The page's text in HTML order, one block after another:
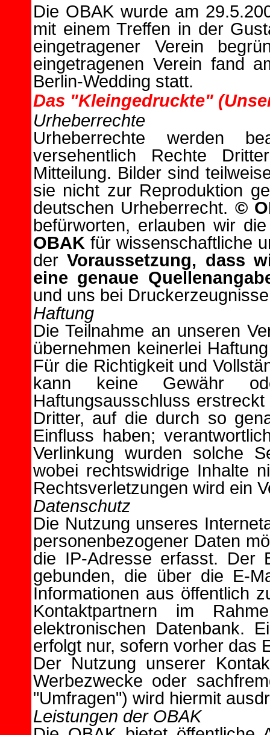
Die OBAK wurde am
mit einem Treffen in der
eingetragener Verein
eingetragenen Verein fand
Berlin-Wedding statt.
Das "Kleingedruckte"
Urheberrechte
Urheberrechte werden
versehentlich Rechte
Mitteilung. Bilder sind
sie nicht zur Reproduktion
deutschen Urheberrecht. ©
befürworten, erlauben wir
OBAK für wissenschaftliche
derVoraussetzung, dass
eine genaue
und uns bei
Haftung
Die Teilnahme an unseren
übernehmen keinerlei
Für die Richtigkeit und
kann keine Gewähr
Haftungsausschluss
Dritter, auf die durch so
Einfluss haben;
Verlinkung wurden solche
wobei rechtswidrige Inhalte
Rechtsverletzungen wird ein
Datenschutz
Die Nutzung unseres
personenbezogener Daten
die IP-Adresse erfasst. Der
gebunden, die über die E-
Informationen aus öffentlich
Kontaktpartnern im
elektronischen Datenbank.
erfolgt nur, sofern vorher das
Der Nutzung unserer
Werbezwecke oder
"Umfragen") wird hiermit
Leistungen der OBAK